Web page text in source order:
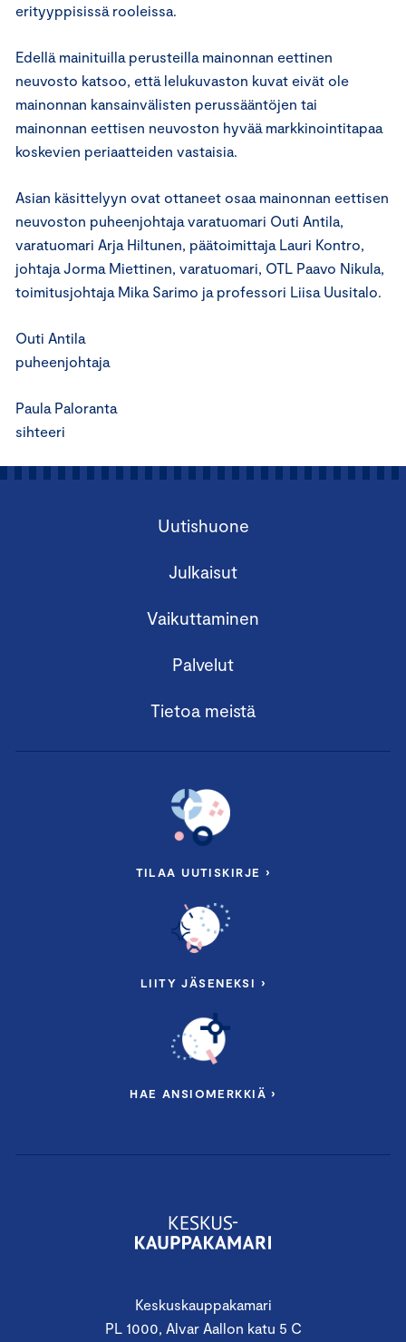
erityyppisissä rooleissa.
Edellä mainituilla perusteilla mainonnan eettinen
neuvosto katsoo, että lelukuvaston kuvat eivät ole
mainonnan kansainvälisten perussääntöjen tai
mainonnan eettisen neuvoston hyvää markkinointitapaa
koskevien periaatteiden vastaisia.
Asian käsittelyyn ovat ottaneet osaa mainonnan eettisen
neuvoston puheenjohtaja varatuomari Outi Antila,
varatuomari Arja Hiltunen, päätoimittaja Lauri Kontro,
johtaja Jorma Miettinen, varatuomari, OTL Paavo Nikula,
toimitusjohtaja Mika Sarimo ja professori Liisa Uusitalo.
Outi Antila
puheenjohtaja
Paula Paloranta
sihteeri
Keskuskauppakamari
PL 1000, Alvar Aallon katu 5 C
Uutishuone
Julkaisut
Vaikuttaminen
Palvelut
Tietoa meistä
TILAA UUTISKIRJE ›
LIITY JÄSENEKSI ›
HAE ANSIOMERKKIÄ ›